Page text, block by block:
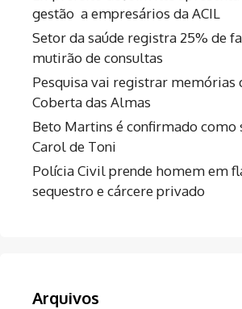
gestão a empresários da ACIL
Setor da saúde registra 25% de
mutirão de consultas
Pesquisa vai registrar memórias
Coberta das Almas
Beto Martins é confirmado como
Carol de Toni
Polícia Civil prende homem em
sequestro e cárcere privado
Arquivos